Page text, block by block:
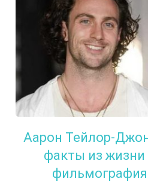
Аарон Тейлор-
факты из жизни
фильмография